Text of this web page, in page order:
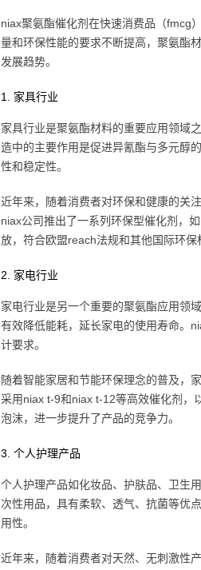
niax聚氨酯催化剂在快速消费品（fmcg
量和环保性能的要求不断提高，聚氨酯
发展趋势。
1. 家具行业
家具行业是聚氨酯材料的重要应用领域
造中的主要作用是促进异氰酯与多元醇
性和稳定性。
近年来，随着消费者对环保和健康的关
niax公司推出了一系列环保型催化剂，
放，符合欧盟reach法规和其他国际环保
2. 家电行业
家电行业是另一个重要的聚氨酯应用领
有效降低能耗，延长家电的使用寿命。
计要求。
随着智能家居和节能环保理念的普及，
采用niax t-9和niax t-12等高效催化剂，
泡沫，进一步提升了产品的竞争力。
3. 个人护理产品
个人护理产品如化妆品、护肤品、卫生
次性用品，具有柔软、透气、抗菌等优
用性。
近年来，随着消费者对天然、无刺激性